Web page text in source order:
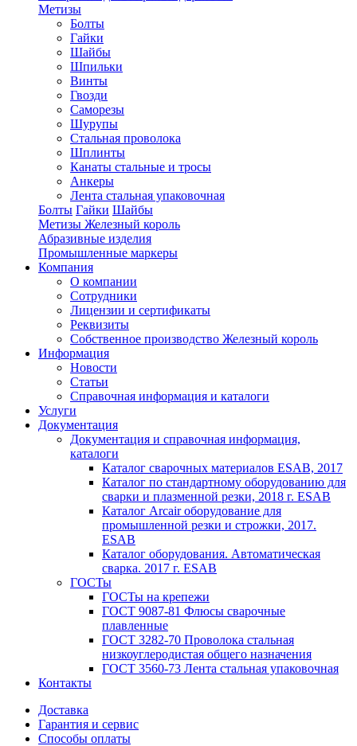
Метизы
Болты
Гайки
Шайбы
Шпильки
Винты
Гвозди
Саморезы
Шурупы
Стальная проволока
Шплинты
Канаты стальные и тросы
Анкеры
Лента стальная упаковочная
Болты Гайки Шайбы
Метизы Железный король
Абразивные изделия
Промышленные маркеры
Компания
О компании
Сотрудники
Лицензии и сертификаты
Реквизиты
Собственное производство Железный король
Информация
Новости
Статьи
Справочная информация и каталоги
Услуги
Документация
Документация и справочная информация,
каталоги
Каталог сварочных материалов ESAB, 2017
Каталог по стандартному оборудованию для
сварки и плазменной резки, 2018 г. ESAB
Каталог Arcair оборудование для
промышленной резки и строжки, 2017.
ESAB
Каталог оборудования. Автоматическая
сварка. 2017 г. ESAB
ГОСТы
ГОСТы на крепежи
ГОСТ 9087-81 Флюсы сварочные
плавленные
ГОСТ 3282-70 Проволока стальная
низкоуглеродистая общего назначения
ГОСТ 3560-73 Лента стальная упаковочная
Контакты
Доставка
Гарантия и сервис
Способы оплаты